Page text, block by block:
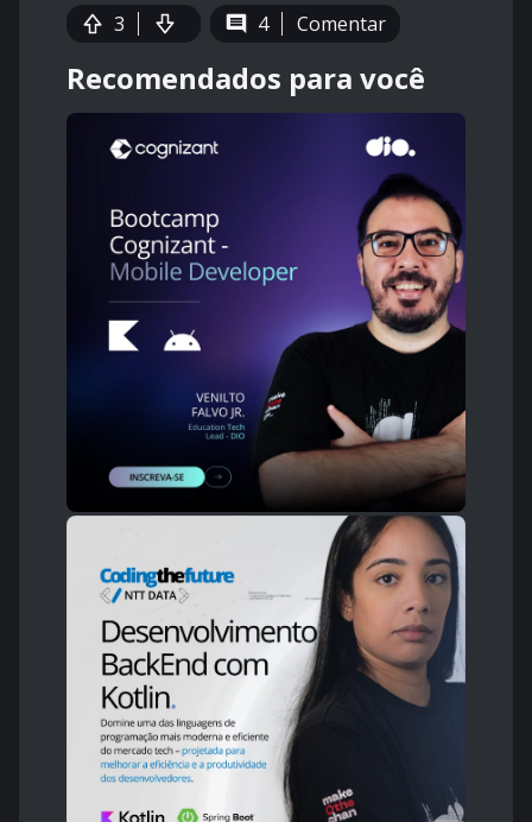
3 4 Comentar
Recomendados para você